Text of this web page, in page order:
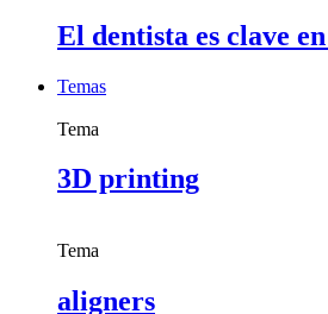
El dentista es clave
Temas
Tema
3D printing
Tema
aligners